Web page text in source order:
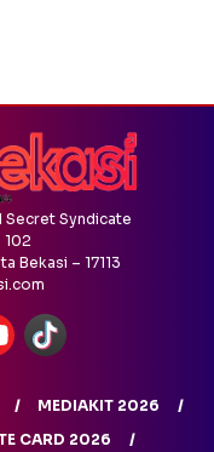
Secret Syndicate
102
Bekasi – 17113
MEDIAKIT 2026
CARD 2026